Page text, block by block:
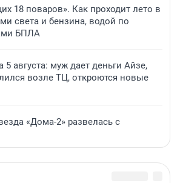
18 поваров». Как проходит лето в
света и бензина, водой по
БПЛА
августа: муж дает деньги Айзе,
возле ТЦ, откроются новые
«Дома-2» развелась с